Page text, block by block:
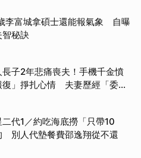
李富城拿碩士還能報氣象 自曝
智秘訣
子2年悲痛喪夫！手機千金憤
復」掙扎心情 夫妻歷經「委屈
安靜
代1／約吃海底撈「只帶10
別人代墊餐費邵逸翔從不還